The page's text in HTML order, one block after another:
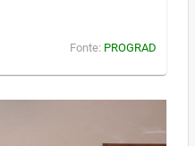
Fonte: PROGRAD